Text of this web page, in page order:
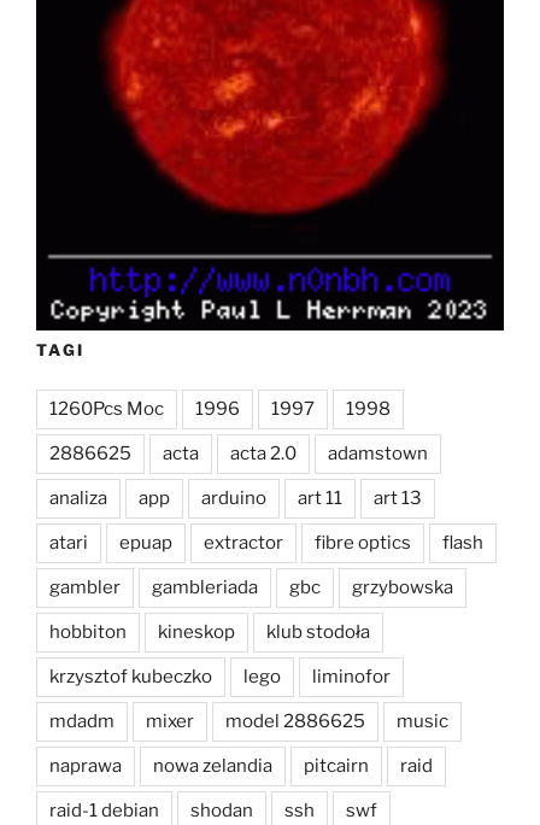
TAGI
1260Pcs Moc 1996 1997 1998
2886625 acta acta 2.0 adamstown
analiza app arduino art 11 art 13
atari epuap extractor fibre optics flash
gambler gambleriada gbc grzybowska
hobbiton kineskop klub stodoła
krzysztof kubeczko lego liminofor
mdadm mixer model 2886625 music
naprawa nowa zelandia pitcairn raid
raid-1 debian shodan ssh swf